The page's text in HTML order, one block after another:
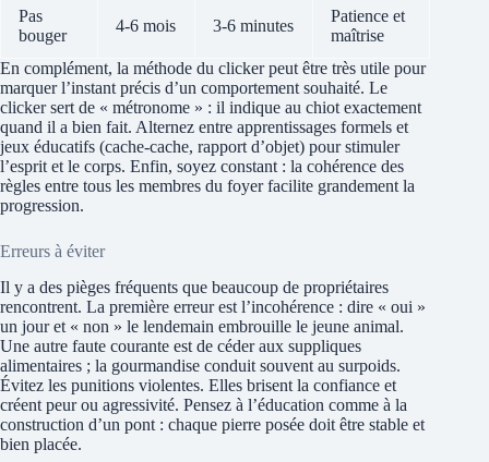
Pas
bouger
4-6 mois 3-6 minutes
Patience et
maîtrise
En complément, la méthode du clicker peut être très utile pour
marquer l’instant précis d’un comportement souhaité. Le
clicker sert de « métronome » : il indique au chiot exactement
quand il a bien fait. Alternez entre apprentissages formels et
jeux éducatifs (cache-cache, rapport d’objet) pour stimuler
l’esprit et le corps. Enfin, soyez constant : la cohérence des
règles entre tous les membres du foyer facilite grandement la
progression.
Erreurs à éviter
Il y a des pièges fréquents que beaucoup de propriétaires
rencontrent. La première erreur est l’incohérence : dire « oui »
un jour et « non » le lendemain embrouille le jeune animal.
Une autre faute courante est de céder aux suppliques
alimentaires ; la gourmandise conduit souvent au surpoids.
Évitez les punitions violentes. Elles brisent la confiance et
créent peur ou agressivité. Pensez à l’éducation comme à la
construction d’un pont : chaque pierre posée doit être stable et
bien placée.